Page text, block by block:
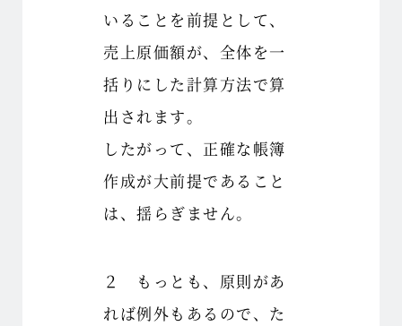
いることを前提として、
売上原価額が、全体を一
括りにした計算方法で算
出されます。
したがって、正確な帳簿
作成が大前提であること
は、揺らぎません。
２ もっとも、原則があ
れば例外もあるので、た